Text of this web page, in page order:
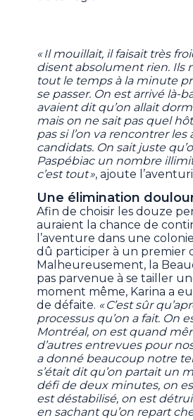
« Il mouillait, il faisait très
disent absolument rien. Ils
tout le temps à la minute
se passer. On est arrivé là-
avaient dit qu’on allait
mais on ne sait pas quel
pas si l’on va rencontrer les
candidats. On sait juste
Paspébiac un nombre
c’est tout », ajoute
Une élimination
Afin de choisir les douze
auraient la chance de
l’aventure dans une
dû participer à un premier
Malheureusement, la
pas parvenue à se tailler
moment même, Karina a
de défaite. « C’est sûr
processus qu’on a fait. On
Montréal, on est quand
d’autres entrevues pour
a donné beaucoup notre
s’était dit qu’on partait un
défi de deux minutes, on
est déstabilisé, on est
en sachant qu’on repart